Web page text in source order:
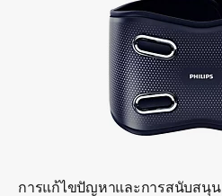
การแก้ไขปัญหาและการสนับสนุน